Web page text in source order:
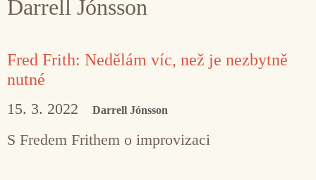
Darrell Jónsson
Fred Frith: Nedělám víc, než je nezbytně
nutné
15. 3. 2022 Darrell Jónsson
S Fredem Frithem o improvizaci